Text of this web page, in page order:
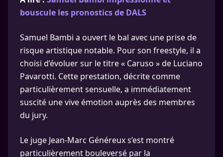
bouscule les pronostics de DALS
Samuel Bambi a ouvert le bal avec une prise de
risque artistique notable. Pour son freestyle, il a
choisi d’évoluer sur le titre « Caruso » de Luciano
Pavarotti. Cette prestation, décrite comme
particulièrement sensuelle, a immédiatement
suscité une vive émotion auprès des membres
du jury.
Le juge Jean-Marc Généreux s’est montré
particulièrement bouleversé par la